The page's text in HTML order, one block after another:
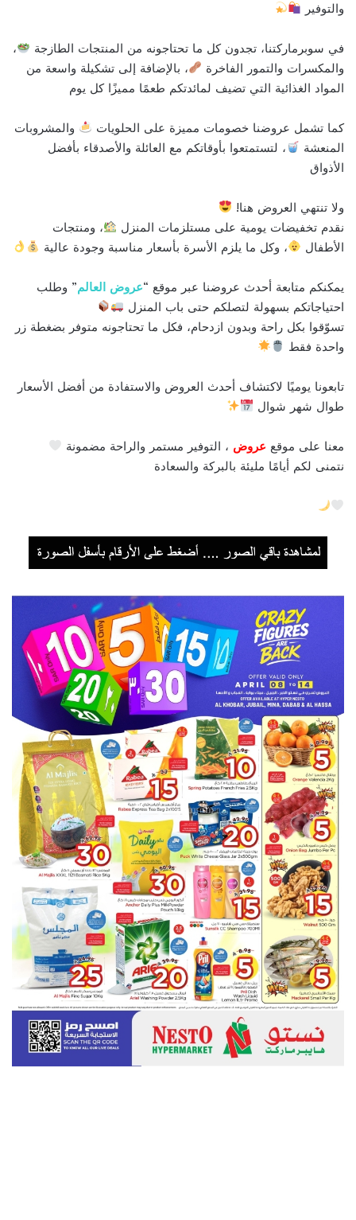
والتوفير
في سوبرماركتنا، تجدون كل ما تحتاجونه من المنتجات الطازجة
،
والمكسرات والتمور الفاخرة
، بالإضافة إلى تشكيلة واسعة من
المواد الغذائية التي تضيف لمائدتكم طعمًا مميزًا كل يوم
كما تشمل عروضنا خصومات مميزة على الحلويات
والمشروبات
المنعشة
، لتستمتعوا بأوقاتكم مع العائلة والأصدقاء بأفضل
الأذواق
ولا تنتهي العروض هنا!
نقدم تخفيضات يومية على مستلزمات المنزل
، ومنتجات
الأطفال
، وكل ما يلزم الأسرة بأسعار مناسبة وجودة عالية
يمكنكم متابعة أحدث عروضنا عبر موقع “عروض العالم” وطلب
احتياجاتكم بسهولة لتصلكم حتى باب المنزل
تسوّقوا بكل راحة وبدون ازدحام، فكل ما تحتاجونه متوفر بضغطة زر
واحدة فقط
تابعونا يوميًا لاكتشاف أحدث العروض والاستفادة من أفضل الأسعار
طوال شهر شوال
معنا على موقع عروض ، التوفير مستمر والراحة مضمونة
نتمنى لكم أيامًا مليئة بالبركة والسعادة